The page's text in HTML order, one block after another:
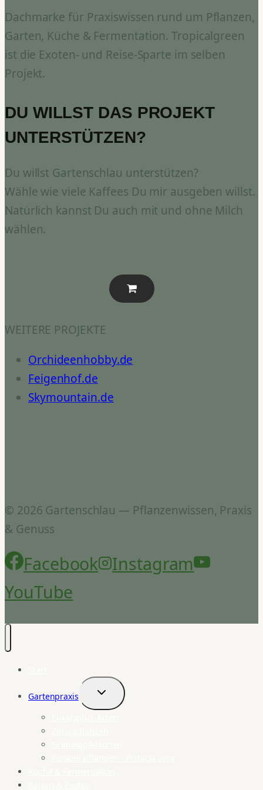
Dachmarke für Praxiswissen rund um Pflanzen,
Garten, Küche & Fermentation. Tropicalgreen
ist die Exoten- und Reise-Sparte im selben
Projekt.
DU WILLST DAS PROJEKT
UNTERSTÜTZEN?
Du willst Gartenschlau unterstützen?
Wähle wie viele Kaffees Du mir ausgeben willst.
Natürlich kannst Du auch mit und ohne Milch
wählen.
WEITERE PROJEKTE
Orchideenhobby.de
Feigenhof.de
Skymountain.de
© 2026 Gartenschlau — Pflanzenwissen, Praxis
& Genuss
Facebook
Instagram
YouTube
Gartenpraxis
Untermenü
umschalten